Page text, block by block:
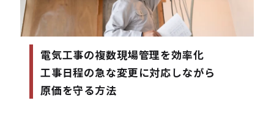
電気工事の複数現場管理を効率化
工事日程の急な変更に対応しながら
原価を守る方法